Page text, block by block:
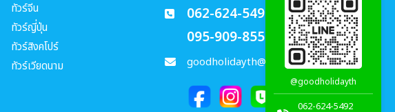
ทัวร์จีน
ทัวร์ญี่ปุ่น
ทัวร์สิงคโปร์
ทัวร์เวียดนาม
062-624-5492
095-909-8551
goodholidayth@gmail.com
@goodholidayth
062-624-5492